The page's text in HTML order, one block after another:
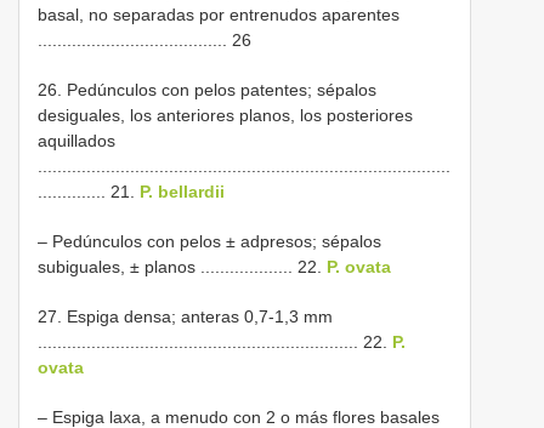
basal, no separadas por entrenudos aparentes
....................................... 26
26. Pedúnculos con pelos patentes; sépalos
desiguales, los anteriores planos, los posteriores
aquillados
.............. 21. P. bellardii
– Pedúnculos con pelos ± adpresos; sépalos
subiguales, ± planos ................... 22. P. ovata
27. Espiga densa; anteras 0,7-1,3 mm
.................................................................. 22. P.
ovata
– Espiga laxa, a menudo con 2 o más flores basales